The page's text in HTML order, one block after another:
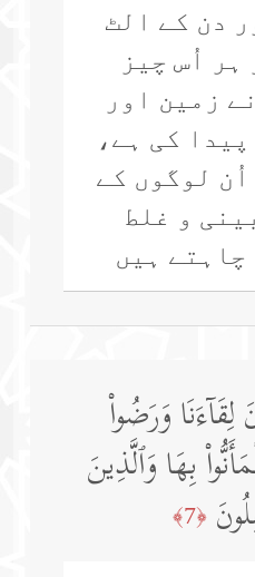
دن کے الٹ
ہر اُس چیز
زمین اور
کی ہے،
لوگوں کے
و غلط
ہیں
وَرَضُوا۟
بِهَا وَٱلَّذِینَ
﴿7﴾